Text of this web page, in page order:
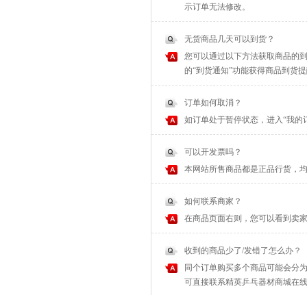
示订单无法修改。
无货商品几天可以到货？
您可以通过以下方法获取商品的
的“到货通知”功能获得商品到货
订单如何取消？
如订单处于暂停状态，进入“我
可以开发票吗？
本网站所售商品都是正品行货，
如何联系商家？
在商品页面右则，您可以看到卖
收到的商品少了/发错了怎么办？
同个订单购买多个商品可能会分
可直接联系精英乒乓器材商城在